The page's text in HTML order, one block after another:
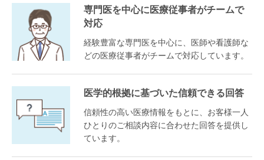
専門医を中心に医療従事者がチームで
対応
経験豊富な専門医を中心に、医師や看護師な
どの医療従事者がチームで対応しています。
医学的根拠に基づいた信頼できる回答
信頼性の高い医療情報をもとに、お客様一人
ひとりのご相談内容に合わせた回答を提供し
ています。